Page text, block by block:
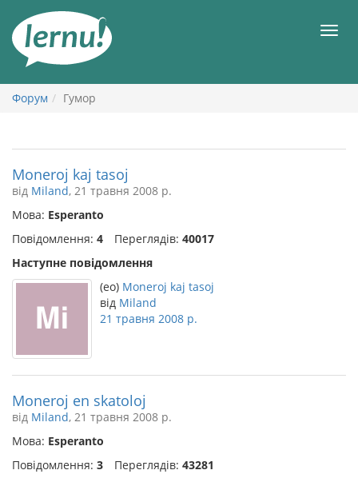
змісту
Форум Гумор
Moneroj kaj tasoj
від Miland, 21 травня 2008 р.
Мова: Esperanto
Повідомлення: 4 Переглядів: 40017
Наступне повідомлення
(eo) Moneroj kaj tasoj
від Miland
21 травня 2008 р.
Moneroj en skatoloj
від Miland, 21 травня 2008 р.
Мова: Esperanto
Повідомлення: 3 Переглядів: 43281